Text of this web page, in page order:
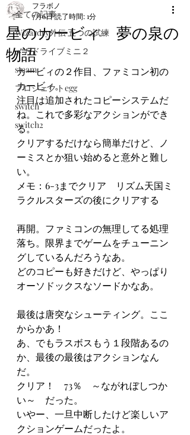
全ての記事
Wizardry外伝 五つの試練
メガドライブミニ２
steam
プロジェクトegg
switch
switch2
星のカービィ 夢の泉の
物語
フラボノ
7月6日読了時間: 1分
カービィの２作目、ファミコン初の
カービィ。
注目は追加されたコピーシステムだ
ね。これで多彩なアクションができ
る。
クリアするだけなら簡単だけど、ノ
ーミスとか狙い始めると意外と難し
い。
メモ：6-3までクリア　リズム天国ミ
ラクルスターズの後にクリアする
再開。ファミコンの無理してる処理
落ち。限界までゲームをチューニン
グしているんだろうなあ。
どのコピーも好きだけど、やっぱり
オーソドックスなソードかなあ。
最後は唐突なシューティング。ここ
からかあ！
あ、でもラスボスもう１段階あるの
か、最後の最後はアクションなん
だ。
クリア！　73％　～ながれぼしつか
い～　だった。
いやー、一旦中断したけど楽しいア
クションゲームだったよ。